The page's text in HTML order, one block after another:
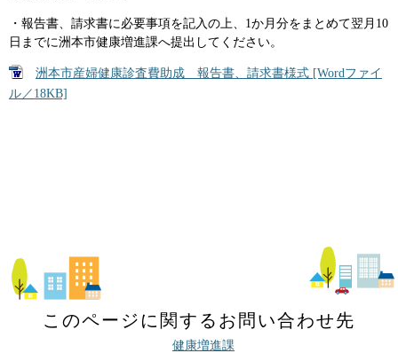
・報告書、請求書に必要事項を記入の上、1か月分をまとめて翌月10
日までに洲本市健康増進課へ提出してください。
洲本市産婦健康診査費助成 報告書、請求書様式 [Wordファイ
ル／18KB]
このページに関するお問い合わせ先
健康増進課